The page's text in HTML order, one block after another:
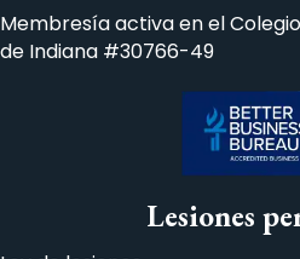
Membresía activa en el
de Indiana #30766-49
Lesiones